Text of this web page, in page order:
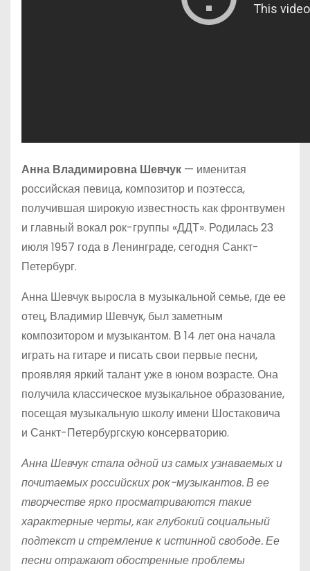
Анна Владимировна Шевчук — именитая
российская певица, композитор и поэтесса,
получившая широкую известность как фронтвумен
и главный вокал рок-группы «ДДТ». Родилась 23
июля 1957 года в Ленинграде, сегодня Санкт-
Петербург.
Анна Шевчук выросла в музыкальной семье, где ее
отец, Владимир Шевчук, был заметным
композитором и музыкантом. В 14 лет она начала
играть на гитаре и писать свои первые песни,
проявляя яркий талант уже в юном возрасте. Она
получила классическое музыкальное образование,
посещая музыкальную школу имени Шостаковича
и Санкт-Петербургскую консерваторию.
Анна Шевчук стала одной из самых узнаваемых и
почитаемых российских рок-музыкантов. В ее
творчестве ярко просматриваются такие
характерные черты, как глубокий социальный
подтекст и стремление к истинной свободе. Ее
песни отражают обостренные проблемы